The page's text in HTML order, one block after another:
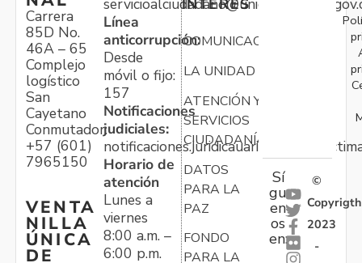
Carrera
85D No.
46A – 65
Complejo
logístico
San
Cayetano
Conmutador:
+57 (601)
7965150
VENTA
NILLA
ÚNICA
DE
Línea
anticorrupción:
Desde
móvil o fijo:
157
Notificaciones
judiciales:
Horario de
atención
Lunes a
viernes
8:00 a.m. –
6:00 p.m.
INTERÉS
COMUNICACIONES
LA UNIDAD
ATENCIÓN Y
SERVICIOS
CIUDADANÍA
DATOS
PARA LA
PAZ
FONDO
PARA LA
Sí
gu
en
os
en:
©
Copyrigth
2023
-